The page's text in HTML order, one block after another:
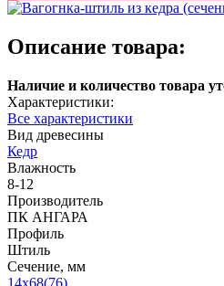
Описание товара:
Наличие и количество товара
Характеристики:
Все характеристики
Вид древесины
Кедр
Влажность
8-12
Производитель
ПК АНГАРА
Профиль
Штиль
Сечение, мм
14x68(76)